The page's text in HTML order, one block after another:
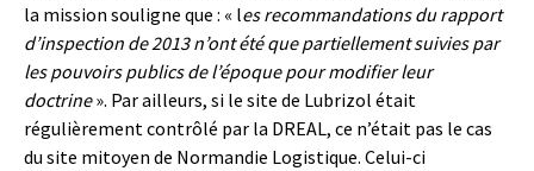
la mission souligne que : « les recommandations du rapport
d’inspection de 2013 n’ont été que partiellement suivies par
les pouvoirs publics de l’époque pour modifier leur
doctrine». Par ailleurs, si le site de Lubrizol était
régulièrement contrôlé par la DREAL, ce n’était pas le cas
du site mitoyen de Normandie Logistique. Celui-ci